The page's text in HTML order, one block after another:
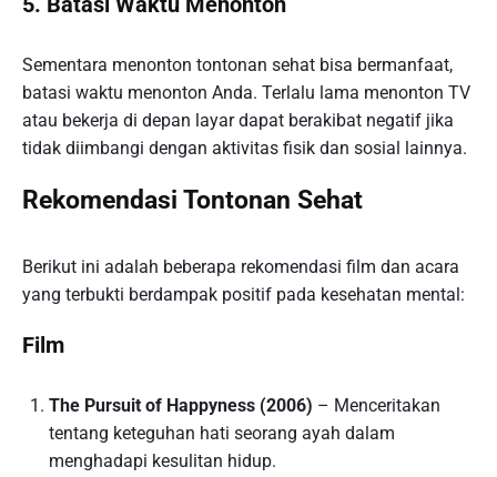
Sementara menonton tontonan sehat bisa bermanfaat,
batasi waktu menonton Anda. Terlalu lama menonton TV
atau bekerja di depan layar dapat berakibat negatif jika
tidak diimbangi dengan aktivitas fisik dan sosial lainnya.
Rekomendasi Tontonan Sehat
Berikut ini adalah beberapa rekomendasi film dan acara
yang terbukti berdampak positif pada kesehatan mental:
Film
The Pursuit of Happyness (2006) – Menceritakan
tentang keteguhan hati seorang ayah dalam
menghadapi kesulitan hidup.